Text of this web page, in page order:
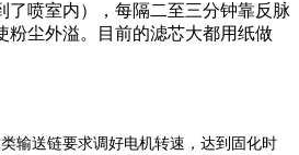
喷室内），每隔二至三分钟靠反脉
粉尘外溢。目前的滤芯大都用纸做
输送链要求调好电机转速，达到固化时